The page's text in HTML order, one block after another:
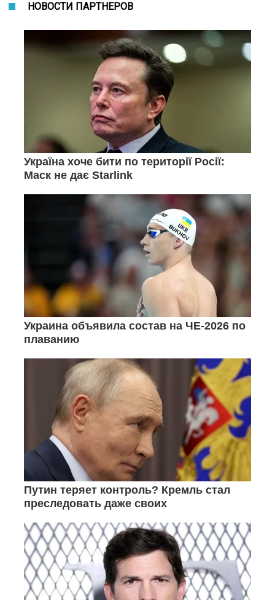
НОВОСТИ ПАРТНЕРОВ